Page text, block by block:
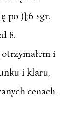
po )];6 sgr.
8.
i
i klaru,
cenach.